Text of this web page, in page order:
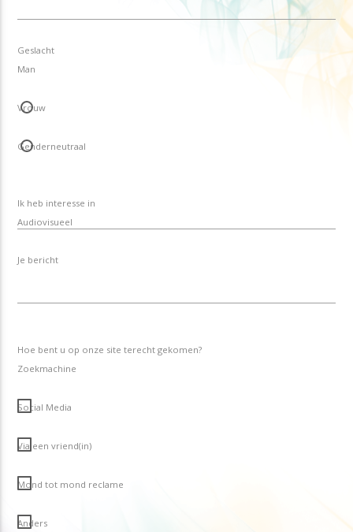
Geslacht
Man
Vrouw
Genderneutraal
Ik heb interesse in
Je bericht
Hoe bent u op onze site terecht gekomen?
Zoekmachine
Social Media
Via een vriend(in)
Mond tot mond reclame
Anders